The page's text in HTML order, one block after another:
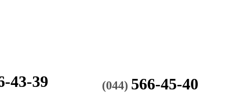
43-39 (044) 566-45-40